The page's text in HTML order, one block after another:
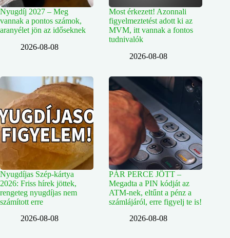
Nyugdíj 2027 – Meg
vannak a pontos számok,
aranyélet jön az időseknek
2026-08-08
Most érkezett! Azonnali
figyelmeztetést adott ki az
MVM, itt vannak a fontos
tudnivalók
2026-08-08
Nyugdíjas Szép-kártya
2026: Friss hírek jöttek,
rengeteg nyugdíjas nem
számított erre
2026-08-08
PÁR PERCE JÖTT –
Megadta a PIN kódját az
ATM-nek, eltűnt a pénz a
számlájáról, erre figyelj te is!
2026-08-08